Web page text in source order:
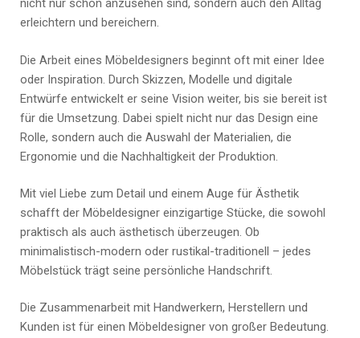
nicht nur schön anzusehen sind, sondern auch den Alltag
erleichtern und bereichern.
Die Arbeit eines Möbeldesigners beginnt oft mit einer Idee
oder Inspiration. Durch Skizzen, Modelle und digitale
Entwürfe entwickelt er seine Vision weiter, bis sie bereit ist
für die Umsetzung. Dabei spielt nicht nur das Design eine
Rolle, sondern auch die Auswahl der Materialien, die
Ergonomie und die Nachhaltigkeit der Produktion.
Mit viel Liebe zum Detail und einem Auge für Ästhetik
schafft der Möbeldesigner einzigartige Stücke, die sowohl
praktisch als auch ästhetisch überzeugen. Ob
minimalistisch-modern oder rustikal-traditionell – jedes
Möbelstück trägt seine persönliche Handschrift.
Die Zusammenarbeit mit Handwerkern, Herstellern und
Kunden ist für einen Möbeldesigner von großer Bedeutung.